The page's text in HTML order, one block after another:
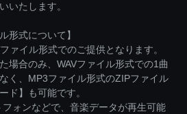
いたします。
形式について】
ァイル形式でのご提供となります。
場合のみ、WAVファイル形式での1曲
く、MP3ファイル形式のZIPファイル
ド】も可能です。
ォンなどで、音楽データが再生可能